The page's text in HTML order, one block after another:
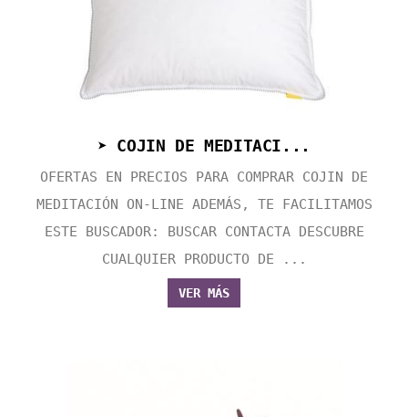
➤ COJIN DE MEDITACI...
OFERTAS EN PRECIOS PARA COMPRAR COJIN DE
MEDITACIÓN ON-LINE ADEMÁS, TE FACILITAMOS
ESTE BUSCADOR: BUSCAR CONTACTA DESCUBRE
CUALQUIER PRODUCTO DE ...
VER MÁS